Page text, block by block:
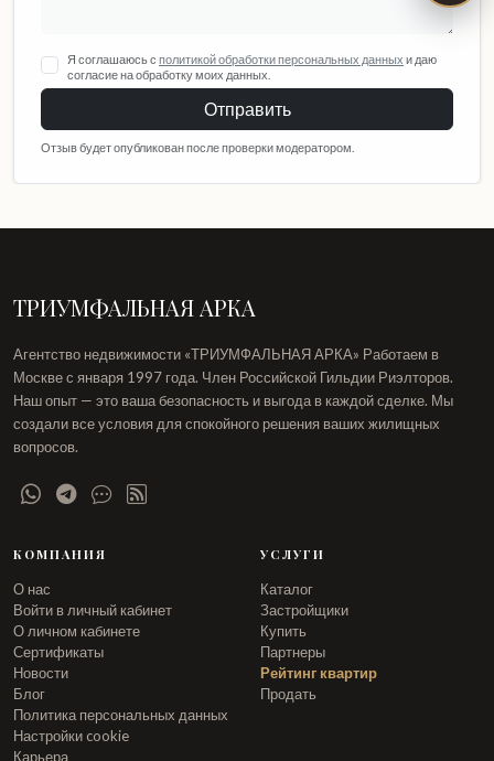
Я соглашаюсь с политикой обработки персональных данных и даю
согласие на обработку моих данных.
Отправить
Отзыв будет опубликован после проверки модератором.
ТРИУМФАЛЬНАЯ АРКА
Агентство недвижимости «ТРИУМФАЛЬНАЯ АРКА» Работаем в
Москве с января 1997 года. Член Российской Гильдии Риэлторов.
Наш опыт — это ваша безопасность и выгода в каждой сделке. Мы
создали все условия для спокойного решения ваших жилищных
вопросов.
КОМПАНИЯ
О нас
Войти в личный кабинет
О личном кабинете
Сертификаты
Новости
Блог
Политика персональных данных
Настройки cookie
Карьера
УСЛУГИ
Каталог
Застройщики
Купить
Партнеры
Рейтинг квартир
Продать